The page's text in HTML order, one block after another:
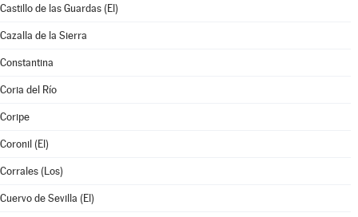
Castillo de las Guardas (El)
Cazalla de la Sierra
Constantina
Coria del Río
Coripe
Coronil (El)
Corrales (Los)
Cuervo de Sevilla (El)